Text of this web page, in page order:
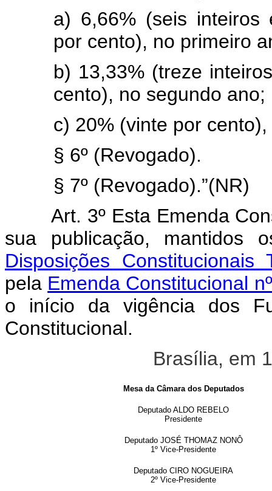
a) 6,66% (seis inteiros
por cento), no primeiro
b) 13,33% (treze
cento), no segundo ano;
c) 20% (vinte por
§ 6º (Revogado).
§ 7º (Revogado).”(NR)
Art. 3º Esta Emenda
sua publicação, mantidos
Disposições Constitucionais
pela Emenda Constitucional
o início da vigência dos
Constitucional.
Brasília, em 19
Mesa da Câmara dos Deputados
Deputado ALDO REBELO
Presidente
Deputado JOSÉ THOMAZ NONÔ
1º Vice-Presidente
Deputado CIRO NOGUEIRA
2º Vice-Presidente